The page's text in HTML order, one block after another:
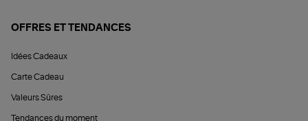
OFFRES ET TENDANCES
Idées Cadeaux
Carte Cadeau
Valeurs Sûres
Tendances du moment